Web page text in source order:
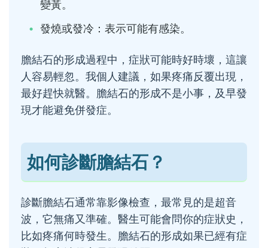
變黃。
發燒或發冷：表示可能有感染。
膽結石的形成過程中，症狀可能時好時壞，這讓
人容易輕忽。我個人建議，如果疼痛反覆出現，
最好趕快就醫。膽結石的形成不是小事，及早發
現才能避免併發症。
如何診斷膽結石？
診斷膽結石通常靠影像檢查，最常見的是超音
波，它無痛又準確。醫生可能會問你的症狀史，
比如疼痛何時發生。膽結石的形成如果已經有症